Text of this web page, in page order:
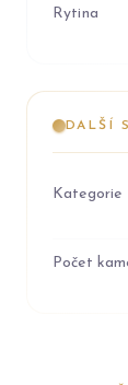
Rytina
DALŠÍ
Kategorie
Počet